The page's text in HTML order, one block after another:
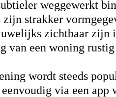
weggewerkt
zijn strakker
zichtbaar zijn
van een woning rustig
wordt steeds
via een app